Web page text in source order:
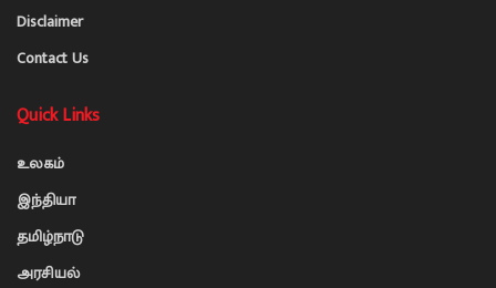
Disclaimer
Contact Us
Quick Links
உலகம்
இந்தியா
தமிழ்நாடு
அரசியல்